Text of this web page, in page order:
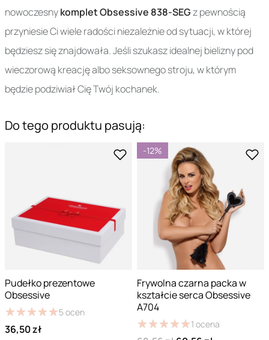
nowoczesnykomplet Obsessive 838-SEGz pewnością
przyniesie Ci wiele radości niezależnie od sytuacji, w której
będziesz się znajdowała. Jeśli szukasz idealnej bielizny pod
wieczorową kreację albo seksownego stroju, w którym
będzie podziwiał Cię Twój kochanek.
Do tego produktu pasują:
Pudełko prezentowe
Obsessive
★★★★★
★★★★★5ocen
36,50 zł
-12%
Frywolna czarna packa w
kształcie serca Obsessive
A704
★★★★★
★★★★★1 ocena